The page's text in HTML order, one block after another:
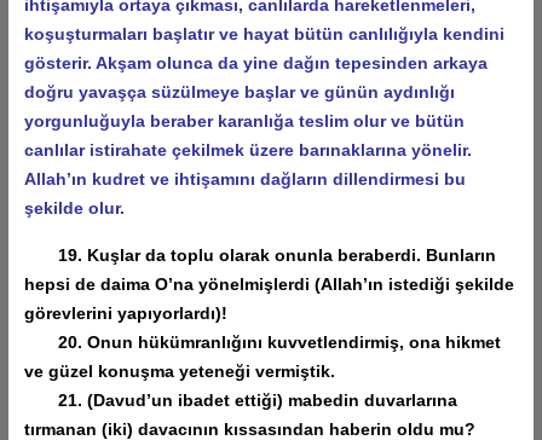
ihtişamıyla ortaya çıkması, canlılarda hareketlenmeleri,
koşuşturmaları başlatır ve hayat bütün canlılığıyla kendini
gösterir. Akşam olunca da yine dağın tepesinden arkaya
doğru yavaşça süzülmeye başlar ve günün aydınlığı
yorgunluğuyla beraber karanlığa teslim olur ve bütün
canlılar istirahate çekilmek üzere barınaklarına yönelir.
Allah’ın kudret ve ihtişamını dağların dillendirmesi bu
şekilde olur.
19. Kuşlar da toplu olarak onunla beraberdi. Bunların
hepsi de daima O’na yönelmişlerdi (Allah’ın istediği şekilde
görevlerini yapıyorlardı)!
20. Onun hükümranlığını kuvvetlendirmiş, ona hikmet
ve güzel konuşma yeteneği vermiştik.
21. (Davud’un ibadet ettiği) mabedin duvarlarına
tırmanan (iki) davacının kıssasından haberin oldu mu?